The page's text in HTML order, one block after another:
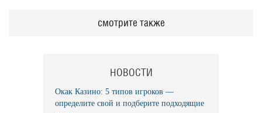
смотрите также
НОВОСТИ
Окак Казино: 5 типов игроков —
определите свой и подберите подходящие